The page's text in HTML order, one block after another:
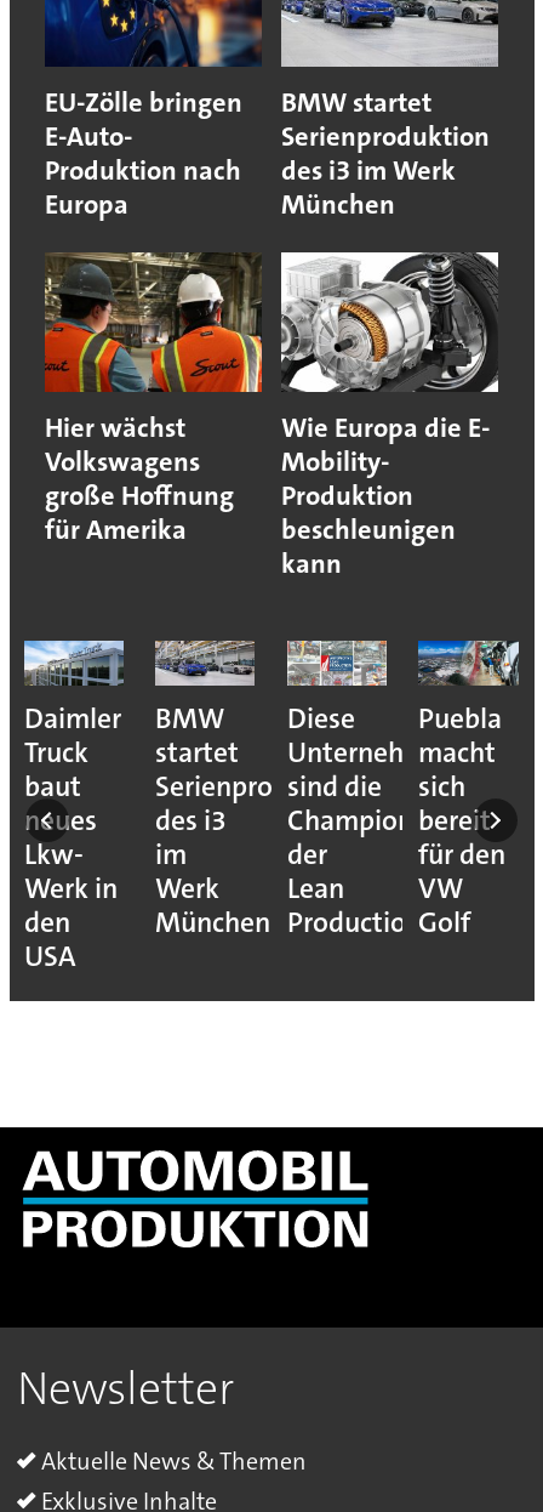
EU-Zölle bringen
E-Auto-
Produktion nach
Europa
BMW startet
Serienproduktion
des i3 im Werk
München
Hier wächst
Volkswagens
große Hoffnung
für Amerika
Wie Europa die E-
Mobility-
Produktion
beschleunigen
kann
Daimler
Truck
baut
neues
Lkw-
Werk in
den
USA
BMW
startet
Serienproduktion
des i3
im
Werk
München
Diese
Unternehmen
sind die
Champions
der
Lean
Production
Puebla
macht
sich
bereit
für den
VW
Golf
Newsletter
Aktuelle News & Themen
Exklusive Inhalte